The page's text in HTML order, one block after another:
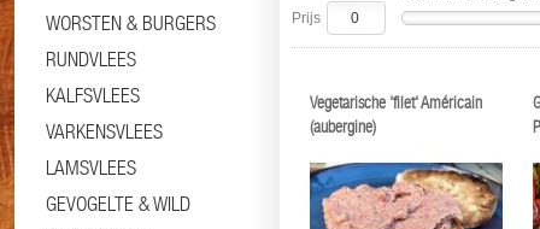
WORSTEN & BURGERS
RUNDVLEES
KALFSVLEES
VARKENSVLEES
LAMSVLEES
GEVOGELTE & WILD
Prijs
Vegetarische 'filet' Américain
(aubergine)